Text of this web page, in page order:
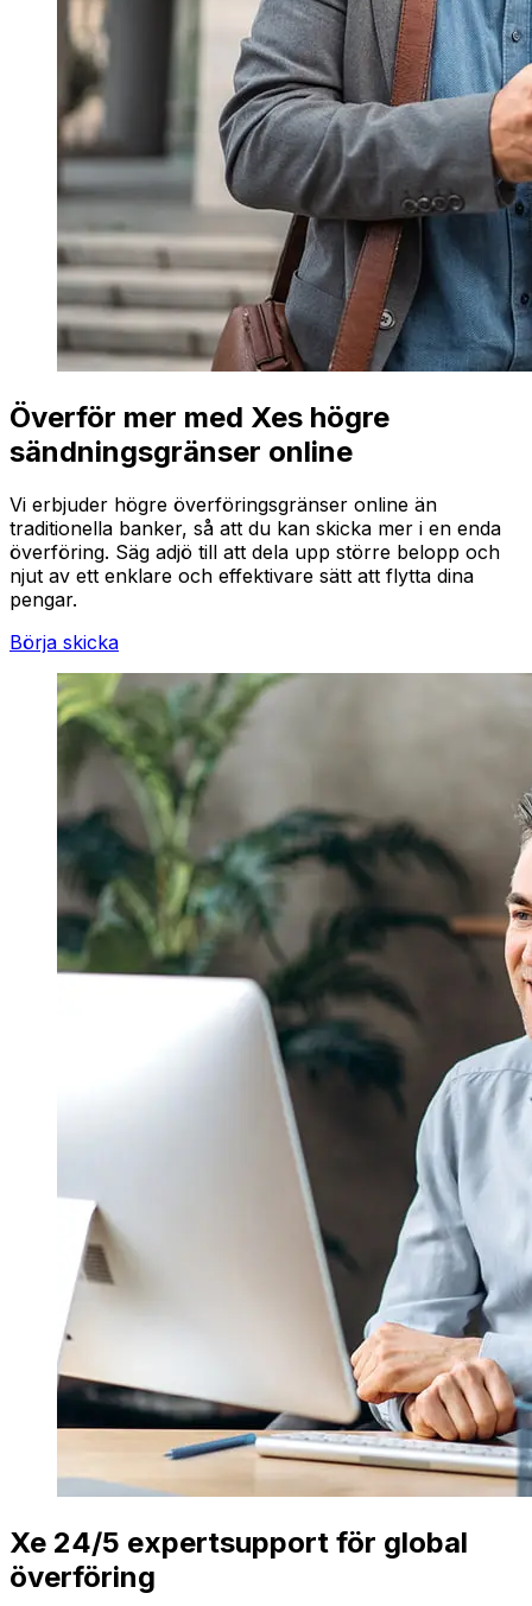
Överför mer med Xes högre
sändningsgränser online
Vi erbjuder högre överföringsgränser online än
traditionella banker, så att du kan skicka mer i en enda
överföring. Säg adjö till att dela upp större belopp och
njut av ett enklare och effektivare sätt att flytta dina
pengar.
Börja skicka
Xe 24/5 expertsupport för global
överföring